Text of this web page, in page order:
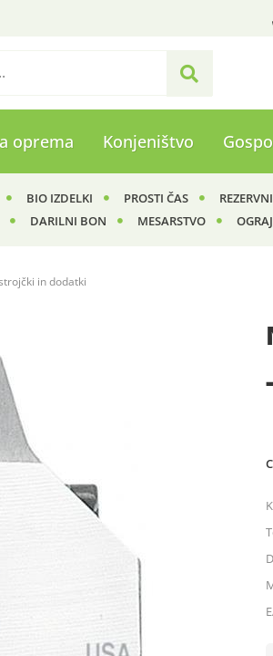
oprema Konjeništvo
BIO IZDELKI PROSTI ČAS
DARILNI BON MESARSTVO
in dodatki